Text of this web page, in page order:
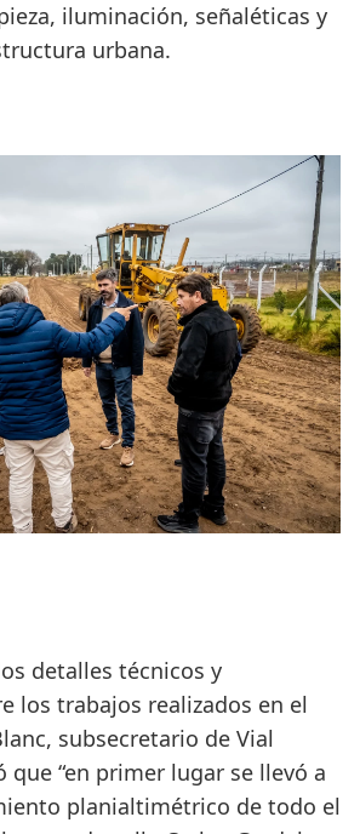
iluminación, señaléticas y
urbana.
detalles técnicos y
los trabajos realizados en el
subsecretario de Vial
que “en primer lugar se llevó a
planialtimétrico de todo el